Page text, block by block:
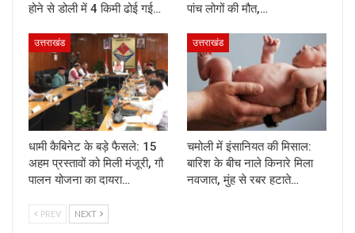
होने से डोली में 4 किमी ढोई गई…
पांच लोगों की मौत,…
उत्तराखंड
धामी कैबिनेट के बड़े फैसले: 15
अहम प्रस्तावों को मिली मंजूरी, गौ
पालन योजना का दायरा…
उत्तराखंड
चमोली में इंसानियत की मिसाल:
बारिश के बीच नाले किनारे मिला
नवजात, मुंह से रबर हटाते…
PREV NEXT